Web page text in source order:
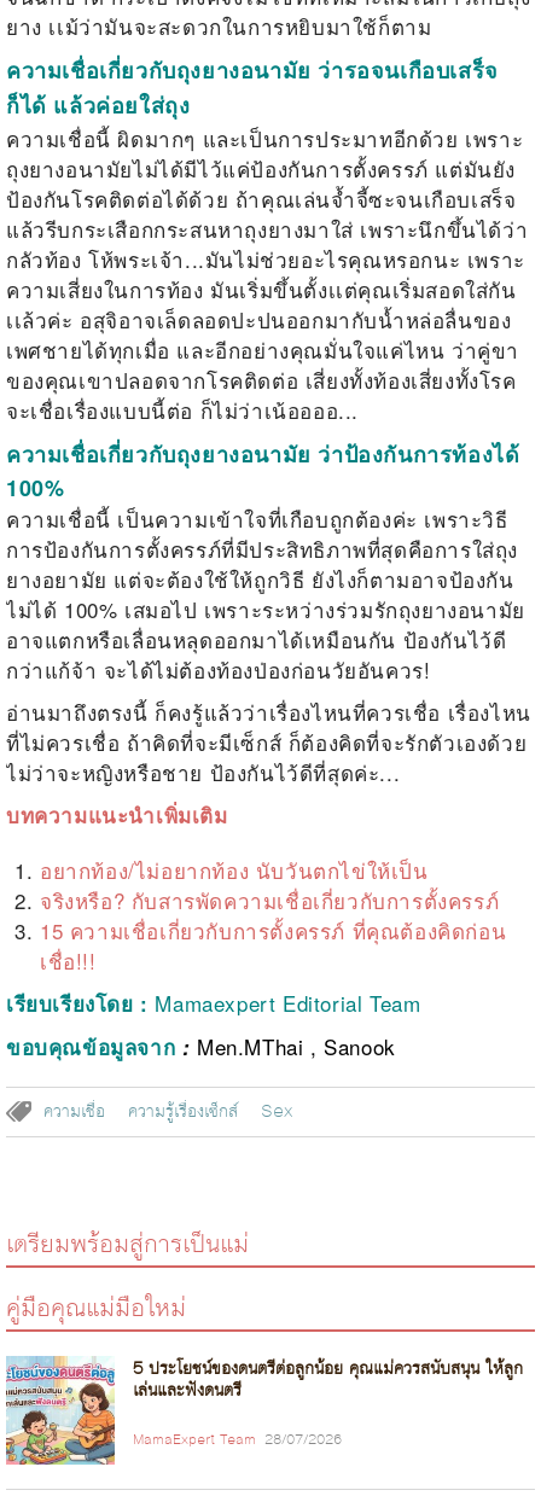
ยาง เเม้ว่ามันจะสะดวกในการหยิบมาใช้ก็ตาม
ความเชื่อเกี่ยวกับถุงยางอนามัย ว่ารอจนเกือบเสร็จ
ก็ได้ แล้วค่อยใส่ถุง
ความเชื่อนี้ ผิดมากๆ และเป็นการประมาทอีกด้วย เพราะ
ถุงยางอนามัยไม่ได้มีไว้แค่ป้องกันการตั้งครรภ์ แต่มันยัง
ป้องกันโรคติดต่อได้ด้วย ถ้าคุณเล่นจ้ำจี้ซะจนเกือบเสร็จ
แล้วรีบกระเสือกกระสนหาถุงยางมาใส่ เพราะนึกขึ้นได้ว่า
กลัวท้อง โห้พระเจ้า...มันไม่ช่วยอะไรคุณหรอกนะ เพราะ
ความเสี่ยงในการท้อง มันเริ่มขึ้นตั้งเเต่คุณเริ่มสอดใส่กัน
เเล้วค่ะ อสุจิอาจเล็ดลอดปะปนออกมากับน้ำหล่อลื่นของ
เพศชายได้ทุกเมื่อ และอีกอย่างคุณมั่นใจแค่ไหน ว่าคู่ขา
ของคุณเขาปลอดจากโรคติดต่อ เสี่ยงทั้งท้องเสี่ยงทั้งโรค
จะเชื่อเรื่องแบบนี้ต่อ ก็ไม่ว่าเน้ออออ...
ความเชื่อเกี่ยวกับถุงยางอนามัย ว่าป้องกันการท้องได้
100%
ความเชื่อนี้ เป็นความเข้าใจที่เกือบถูกต้องค่ะ เพราะวิธี
การป้องกันการตั้งครรภ์ที่มีประสิทธิภาพที่สุดคือการใส่ถุง
ยางอยามัย แต่จะต้องใช้ให้ถูกวิธี ยังไงก็ตามอาจป้องกัน
ไม่ได้ 100% เสมอไป เพราะระหว่างร่วมรักถุงยางอนามัย
อาจแตกหรือเลื่อนหลุดออกมาได้เหมือนกัน ป้องกันไว้ดี
กว่าแก้จ้า จะได้ไม่ต้องท้องป่องก่อนวัยอันควร!
อ่านมาถึงตรงนี้ ก็คงรู้แล้วว่าเรื่องไหนที่ควรเชื่อ เรื่องไหน
ที่ไม่ควรเชื่อ ถ้าคิดที่จะมีเซ็กส์ ก็ต้องคิดที่จะรักตัวเองด้วย
ไม่ว่าจะหญิงหรือชาย ป้องกันไว้ดีที่สุดค่ะ...
บทความแนะนำเพิ่มเติม
อยากท้อง/ไม่อยากท้อง นับวันตกไข่ให้เป็น
จริงหรือ? กับสารพัดความเชื่อเกี่ยวกับการตั้งครรภ์
15 ความเชื่อเกี่ยวกับการตั้งครรภ์ ที่คุณต้องคิดก่อน
เชื่อ!!!
เรียบเรียงโดย : Mamaexpert Editorial Team
ขอบคุณข้อมูลจาก : Men.MThai , Sanook
ความเชื่อ ความรู้เรื่องเซ็กส์ Sex
เตรียมพร้อมสู่การเป็นแม่
คู่มือคุณแม่มือใหม่
5 ประโยชน์ของดนตรีต่อลูกน้อย คุณแม่ควรสนับสนุน ให้ลูก
เล่นและฟังดนตรี
MamaExpert Team 28/07/2026